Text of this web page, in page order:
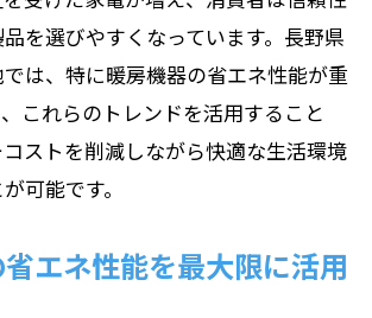
を選びやすくなっています。長野県
は、特に暖房機器の省エネ性能が重
これらのトレンドを活用すること
ストを削減しながら快適な生活環境
可能です。
エネ性能を最大限に活用